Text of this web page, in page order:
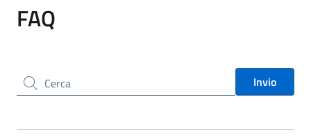
FAQ
Cerca nel sito Invio